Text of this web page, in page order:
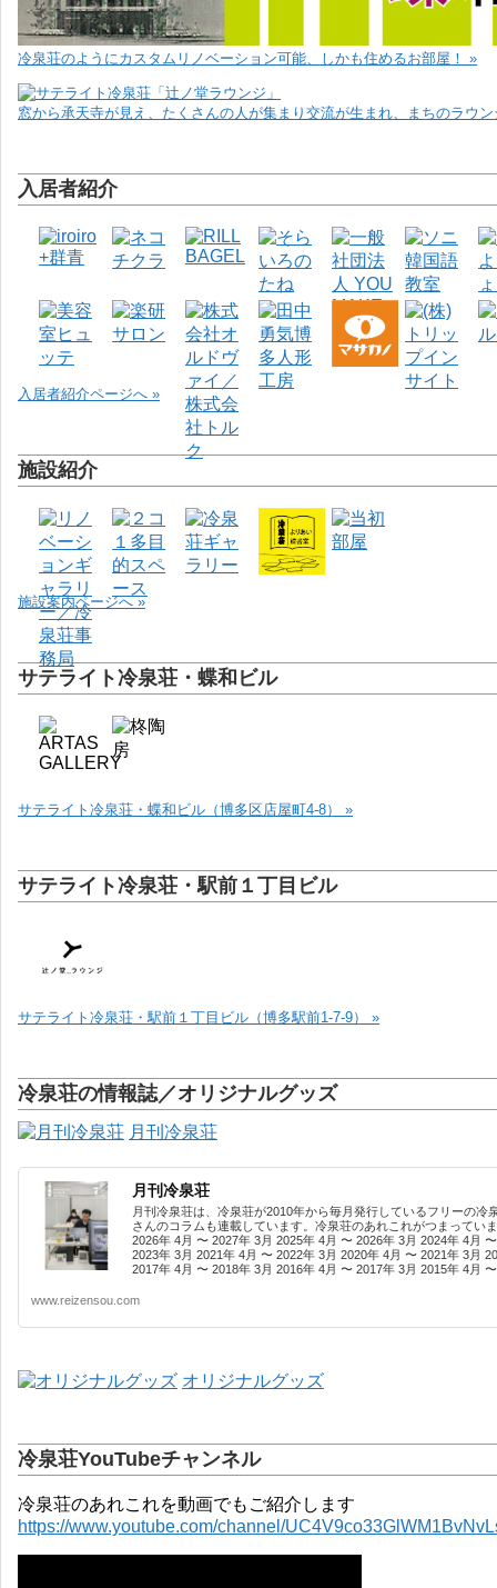
冷泉荘のようにカスタムリノベーション可能、しかも住めるお部屋！ »
窓から承天寺が見え、たくさんの人が集まり交流が生まれ、まちのラウ
入居者紹介
入居者紹介ページへ »
施設紹介
施設案内ページへ »
サテライト冷泉荘・蝶和ビル
サテライト冷泉荘・蝶和ビル（博多区店屋町4-8） »
サテライト冷泉荘・駅前１丁目ビル
サテライト冷泉荘・駅前１丁目ビル（博多駅前1-7-9） »
冷泉荘の情報誌／オリジナルグッズ
月刊冷泉荘
月刊冷泉荘
月刊冷泉荘は、冷泉荘が2010年から毎月発行しているフリーの
さんのコラムも連載しています。冷泉荘のあれこれがつまってい
2026年 4月 〜 2027年 3月 2025年 4月 〜 2026年 3月 2024年 4月
2023年 3月 2021年 4月 〜 2022年 3月 2020年 4月 〜 2021年 3月
2017年 4月 〜 2018年 3月 2016年 4月 〜 2017年 3月 2015年 4月
www.reizensou.com
オリジナルグッズ
冷泉荘YouTubeチャンネル
冷泉荘のあれこれを動画でもご紹介します
https://www.youtube.com/channel/